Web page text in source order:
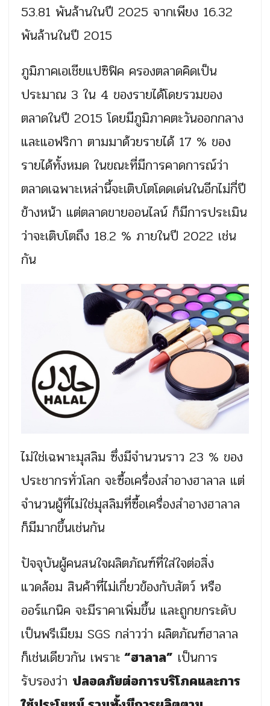
53.81 พันล้านในปี 2025 จากเพียง 16.32
พันล้านในปี 2015
ภูมิภาคเอเชียแปซิฟิค ครองตลาดคิดเป็น
ประมาณ 3 ใน 4 ของรายได้โดยรวมของ
ตลาดในปี 2015 โดยมีภูมิภาคตะวันออกกลาง
และแอฟริกา ตามมาด้วยรายได้ 17 % ของ
รายได้ทั้งหมด ในขณะที่มีการคาดการณ์ว่า
ตลาดเฉพาะเหล่านี้จะเติบโตโดดเด่นในอีกไม่กี่ปี
ข้างหน้า แต่ตลาดขายออนไลน์ ก็มีการประเมิน
ว่าจะเติบโตถึง 18.2 % ภายในปี 2022 เช่น
กัน
ไม่ใช่เฉพาะมุสลิม ซึ่งมีจำนวนราว 23 % ของ
ประชากรทั่วโลก จะซื้อเครื่องสำอางฮาลาล แต่
จำนวนผู้ที่ไม่ใช่มุสลิมที่ซื้อเครื่องสำอางฮาลาล
ก็มีมากขึ้นเช่นกัน
ปัจจุบันผู้คนสนใจผลิตภัณฑ์ที่ใส่ใจต่อสิ่ง
แวดล้อม สินค้าที่ไม่เกี่ยวข้องกับสัตว์ หรือ
ออร์แกนิค จะมีราคาเพิ่มขึ้น และถูกยกระดับ
เป็นพรีเมียม SGS กล่าวว่า ผลิตภัณฑ์ฮาลาล
ก็เช่นเดียวกัน เพราะ “ฮาลาล” เป็นการ
รับรองว่า ปลอดภัยต่อการบริโภคและการ